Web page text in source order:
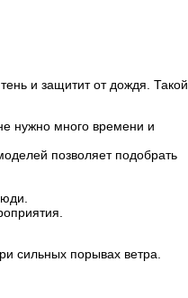
и защитит от дождя. Такой
нужно много времени и
позволяет подобрать
сильных порывах ветра.